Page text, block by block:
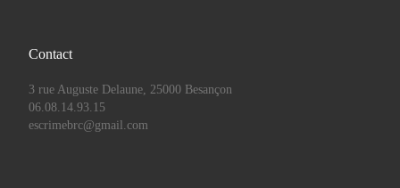
Contact
3 rue Auguste Delaune, 25000 Besançon
06.08.14.93.15
escrimebrc@gmail.com